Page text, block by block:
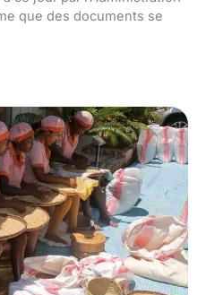
que des documents se